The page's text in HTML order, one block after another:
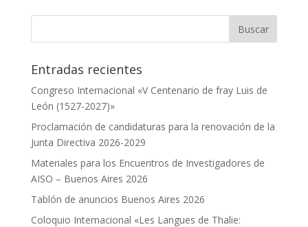
Entradas recientes
Congreso Internacional «V Centenario de fray Luis de
León (1527-2027)»
Proclamación de candidaturas para la renovación de la
Junta Directiva 2026-2029
Materiales para los Encuentros de Investigadores de
AISO – Buenos Aires 2026
Tablón de anuncios Buenos Aires 2026
Coloquio Internacional «Les Langues de Thalie: